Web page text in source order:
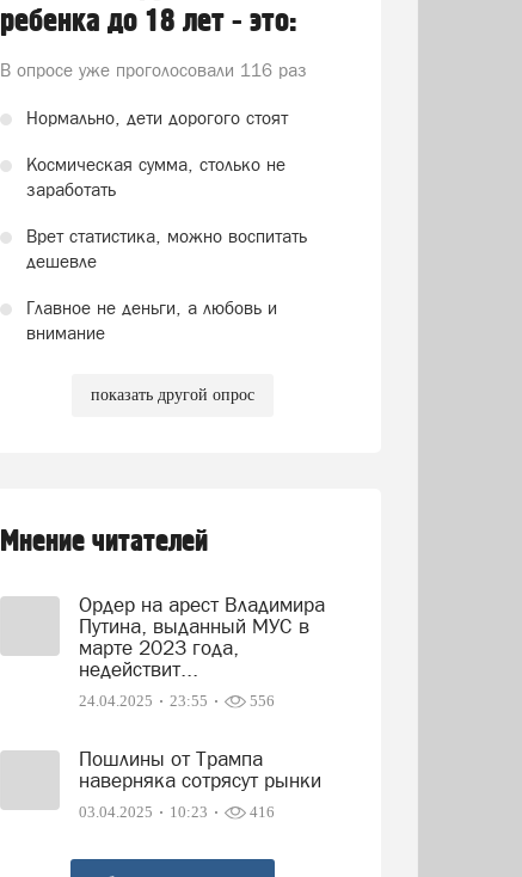
ребенка до 18 лет - это:
В опросе уже проголосовали 116 раз
Нормально, дети дорогого стоят
Космическая сумма, столько не
заработать
Врет статистика, можно воспитать
дешевле
Главное не деньги, а любовь и
внимание
показать другой опрос
Мнение читателей
Ордер на арест Владимира
Путина, выданный МУС в
марте 2023 года,
недействит...
24.04.2025 23:55 556
Пошлины от Трампа
наверняка сотрясут рынки
03.04.2025 10:23 416